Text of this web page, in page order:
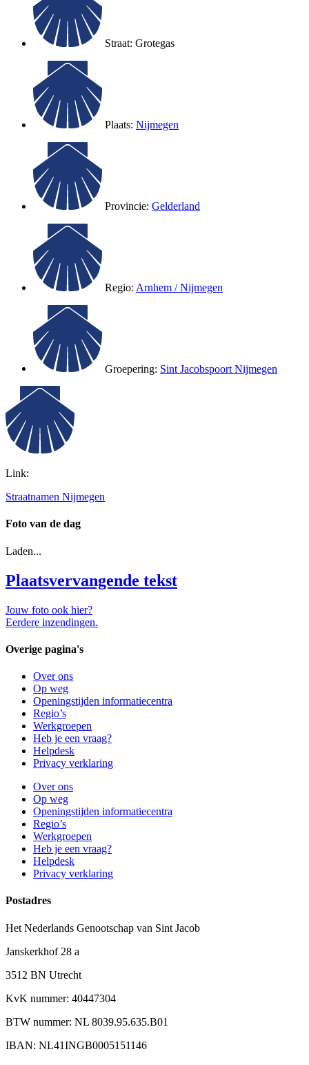
Straat: Grotegas
Plaats: Nijmegen
Provincie: Gelderland
Regio: Arnhem / Nijmegen
Groepering: Sint Jacobspoort Nijmegen
Link:
Straatnamen Nijmegen
Foto van de dag
Laden...
Plaatsvervangende tekst
Jouw foto ook hier?
Eerdere inzendingen.
Overige pagina's
Over ons
Op weg
Openingstijden informatiecentra
Regio’s
Werkgroepen
Heb je een vraag?
Helpdesk
Privacy verklaring
Over ons
Op weg
Openingstijden informatiecentra
Regio’s
Werkgroepen
Heb je een vraag?
Helpdesk
Privacy verklaring
Postadres
Het Nederlands Genootschap van Sint Jacob
Janskerkhof 28 a
3512 BN Utrecht
KvK nummer: 40447304
BTW nummer: NL 8039.95.635.B01
IBAN: NL41INGB0005151146